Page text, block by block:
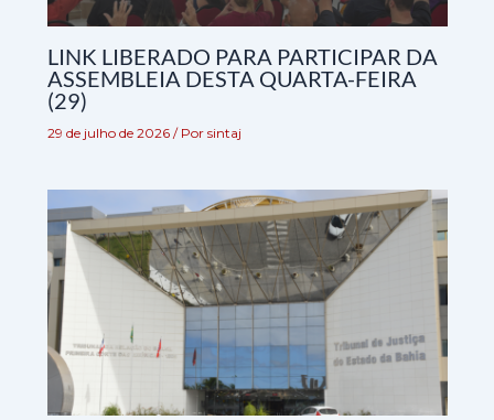
LINK LIBERADO PARA PARTICIPAR DA
ASSEMBLEIA DESTA QUARTA-FEIRA
(29)
29 de julho de 2026 / Por sintaj